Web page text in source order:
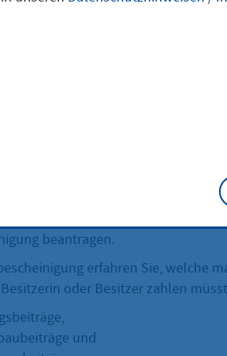
erwerben? Mithilfe einer
ein Grundstück besitzt, muss
beantragen.
erfahren Sie, welche
oder Besitzer zahlen
und